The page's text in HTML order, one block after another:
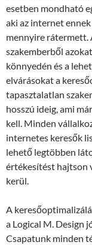
esetben mondható
aki az internet
mennyire rátermett.
szakemberből
könnyedén és a
elvárásokat a
tapasztalatlan
hosszú ideig, ami
kell. Minden
internetes keresők
lehető legtöbben
értékesítést hajtson
kerül.
A
a Logical M. Design
Csapatunk minden